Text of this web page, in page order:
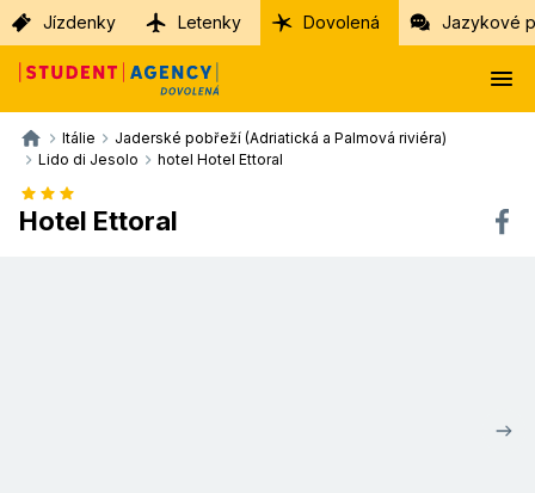
Jízdenky Letenky Dovolená Jazykové
Itálie
Jaderské pobřeží (Adriatická a Palmová riviéra)
Lido di Jesolo
hotel Hotel Ettoral
Hotel Ettoral